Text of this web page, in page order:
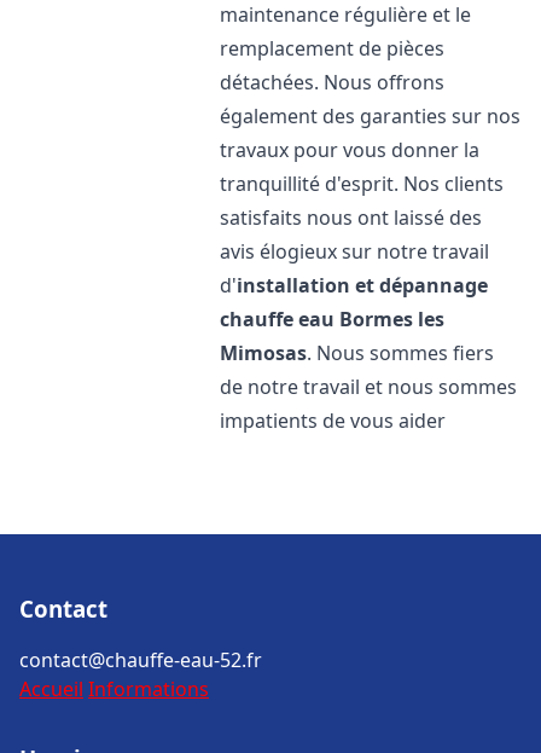
maintenance régulière et le
remplacement de pièces
détachées. Nous offrons
également des garanties sur nos
travaux pour vous donner la
tranquillité d'esprit. Nos clients
satisfaits nous ont laissé des
avis élogieux sur notre travail
d'installation et dépannage
chauffe eau Bormes les
Mimosas. Nous sommes fiers
de notre travail et nous sommes
impatients de vous aider
Contact
contact@chauffe-eau-52.fr
Accueil Informations